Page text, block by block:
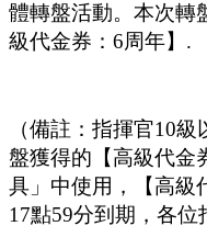
體轉盤活動。本次轉
級代金券：6周年】 .
（備註：指揮官10級
盤獲得的【高級代金
具 」 中使用，【高級
17點59分到期，各位